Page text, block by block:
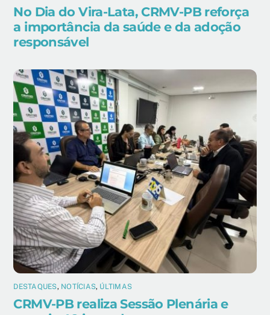
No Dia do Vira-Lata, CRMV-PB reforça
a importância da saúde e da adoção
responsável
DESTAQUES, NOTÍCIAS, ÚLTIMAS
CRMV-PB realiza Sessão Plenária e